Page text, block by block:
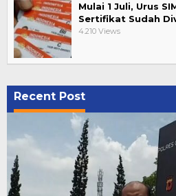
Mulai 1 Juli, Urus
Sertifikat Sudah
4.210 Views
Recent Post